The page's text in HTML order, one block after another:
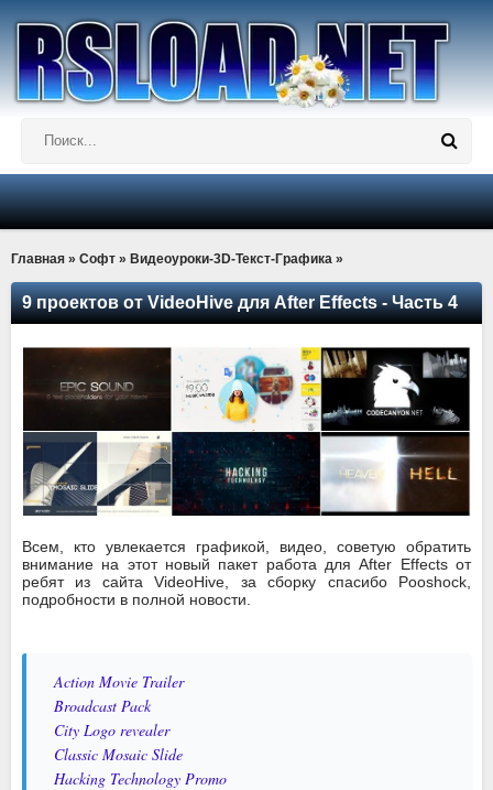
Главная » Софт » Видеоуроки-3D-Текст-Графика »
9 проектов от VideoHive для After Effects - Часть 4
Всем, кто увлекается графикой, видео, советую обратить
внимание на этот новый пакет работа для After Effects от
ребят из сайта VideoHive, за сборку спасибо Pooshock,
подробности в полной новости.
Action Movie Trailer
Broadcast Pack
City Logo revealer
Classic Mosaic Slide
Hacking Technology Promo